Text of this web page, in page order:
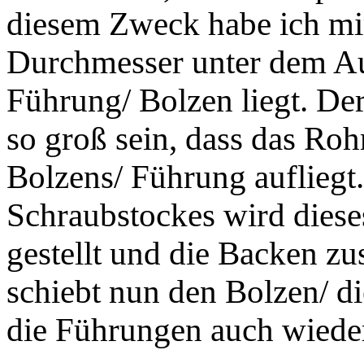
diesem Zweck habe ich
Durchmesser unter dem
Führung/ Bolzen liegt.
so groß sein, dass das
Bolzens/ Führung
Schraubstockes wird
gestellt und die Backen
schiebt nun den Bolzen/
die Führungen auch